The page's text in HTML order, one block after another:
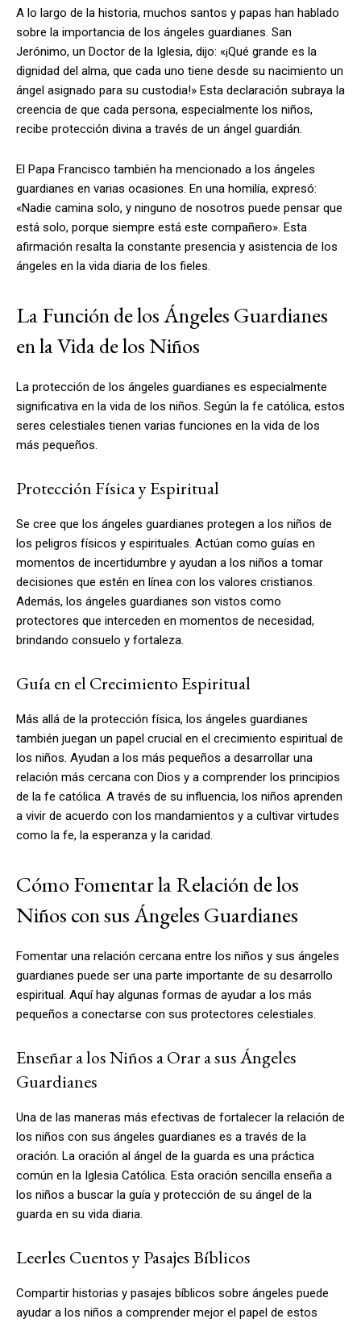
A lo largo de la historia, muchos santos y papas han hablado
sobre la importancia de los ángeles guardianes. San
Jerónimo, un Doctor de la Iglesia, dijo: «¡Qué grande es la
dignidad del alma, que cada uno tiene desde su nacimiento un
ángel asignado para su custodia!» Esta declaración subraya la
creencia de que cada persona, especialmente los niños,
recibe protección divina a través de un ángel guardián.
El Papa Francisco también ha mencionado a los ángeles
guardianes en varias ocasiones. En una homilía, expresó:
«Nadie camina solo, y ninguno de nosotros puede pensar que
está solo, porque siempre está este compañero». Esta
afirmación resalta la constante presencia y asistencia de los
ángeles en la vida diaria de los fieles.
La Función de los Ángeles Guardianes
en la Vida de los Niños
La protección de los ángeles guardianes es especialmente
significativa en la vida de los niños. Según la fe católica, estos
seres celestiales tienen varias funciones en la vida de los
más pequeños.
Protección Física y Espiritual
Se cree que los ángeles guardianes protegen a los niños de
los peligros físicos y espirituales. Actúan como guías en
momentos de incertidumbre y ayudan a los niños a tomar
decisiones que estén en línea con los valores cristianos.
Además, los ángeles guardianes son vistos como
protectores que interceden en momentos de necesidad,
brindando consuelo y fortaleza.
Guía en el Crecimiento Espiritual
Más allá de la protección física, los ángeles guardianes
también juegan un papel crucial en el crecimiento espiritual de
los niños. Ayudan a los más pequeños a desarrollar una
relación más cercana con Dios y a comprender los principios
de la fe católica. A través de su influencia, los niños aprenden
a vivir de acuerdo con los mandamientos y a cultivar virtudes
como la fe, la esperanza y la caridad.
Cómo Fomentar la Relación de los
Niños con sus Ángeles Guardianes
Fomentar una relación cercana entre los niños y sus ángeles
guardianes puede ser una parte importante de su desarrollo
espiritual. Aquí hay algunas formas de ayudar a los más
pequeños a conectarse con sus protectores celestiales.
Enseñar a los Niños a Orar a sus Ángeles
Guardianes
Una de las maneras más efectivas de fortalecer la relación de
los niños con sus ángeles guardianes es a través de la
oración. La oración al ángel de la guarda es una práctica
común en la Iglesia Católica. Esta oración sencilla enseña a
los niños a buscar la guía y protección de su ángel de la
guarda en su vida diaria.
Leerles Cuentos y Pasajes Bíblicos
Compartir historias y pasajes bíblicos sobre ángeles puede
ayudar a los niños a comprender mejor el papel de estos